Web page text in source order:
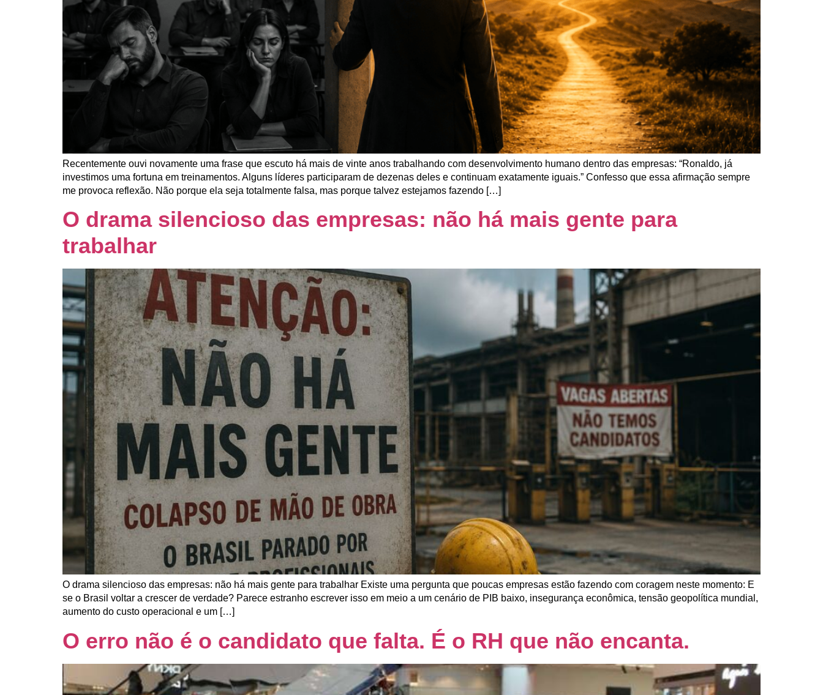
Recentemente ouvi novamente uma frase que escuto há mais de vinte anos trabalhando com desenvolvimento humano dentro das empresas: “Ronaldo, já
investimos uma fortuna em treinamentos. Alguns líderes participaram de dezenas deles e continuam exatamente iguais.” Confesso que essa afirmação sempre
me provoca reflexão. Não porque ela seja totalmente falsa, mas porque talvez estejamos fazendo […]
O drama silencioso das empresas: não há mais gente para
trabalhar
O drama silencioso das empresas: não há mais gente para trabalhar Existe uma pergunta que poucas empresas estão fazendo com coragem neste momento: E
se o Brasil voltar a crescer de verdade? Parece estranho escrever isso em meio a um cenário de PIB baixo, insegurança econômica, tensão geopolítica mundial,
aumento do custo operacional e um […]
O erro não é o candidato que falta. É o RH que não encanta.